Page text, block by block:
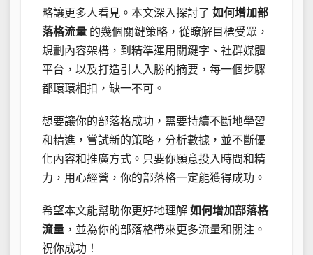
略讓更多人看見。本文深入探討了 如何增加部
落格流量 的幾個關鍵策略，從瞭解目標受眾，
規劃內容架構，到精準運用關鍵字、社群媒體
平台，以及打造引人入勝的摘要，每一個步驟
都環環相扣，缺一不可。
想要讓你的部落格成功，需要持續不斷地學習
和精進，嘗試新的策略，分析數據，並不斷優
化內容和推廣方式。只要你願意投入時間和精
力，用心經營，你的部落格一定能獲得成功。
希望本文能幫助你更好地理解 如何增加部落格
流量 ，並為你的部落格帶來更多流量和關注。
祝你成功！